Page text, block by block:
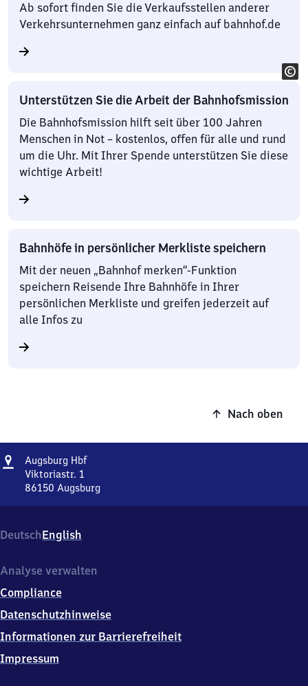
Ab sofort finden Sie die Verkaufsstellen anderer
Verkehrsunternehmen ganz einfach auf bahnhof.de
Unterstützen Sie die Arbeit der Bahnhofsmission
Die Bahnhofsmission hilft seit über 100 Jahren
Menschen in Not – kostenlos, offen für alle und rund
um die Uhr. Mit Ihrer Spende unterstützen Sie diese
wichtige Arbeit!
Bahnhöfe in persönlicher Merkliste speichern
Mit der neuen „Bahnhof merken“-Funktion
speichern Reisende Ihre Bahnhöfe in Ihrer
persönlichen Merkliste und greifen jederzeit auf
alle Infos zu
Nach oben
Adresse
Augsburg HbfAugsburg
Viktoriastr. 1
86150 Augsburg
Viktoriastr.
1,
6
5
0
DeutschEnglish
Analyse verwalten
Compliance
Datenschutzhinweise
Informationen zur Barrierefreiheit
Impressum